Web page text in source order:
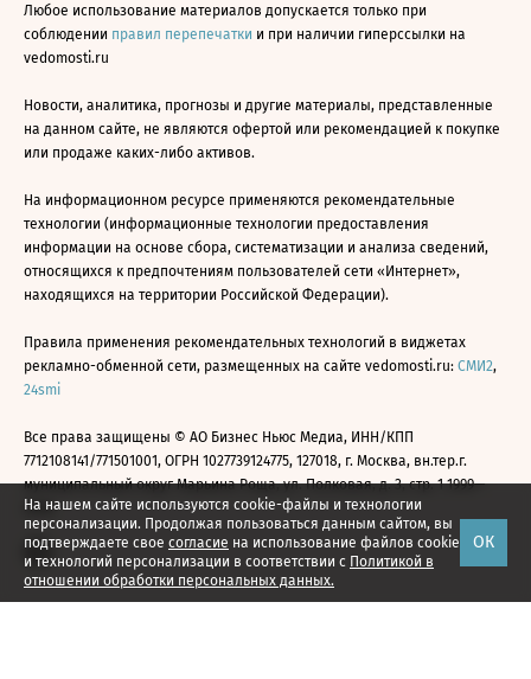
На нашем сайте используются cookie-файлы и технологии
персонализации. Продолжая пользоваться данным сайтом, вы
подтверждаете свое согласие на использование файлов cookie
и технологий персонализации в соответствии с Политикой в
отношении обработки персональных данных.
ОК
Любое использование материалов допускается только при
соблюдении правил перепечатки и при наличии гиперссылки на
vedomosti.ru
Новости, аналитика, прогнозы и другие материалы, представленные
на данном сайте, не являются офертой или рекомендацией к покупке
или продаже каких-либо активов.
На информационном ресурсе применяются рекомендательные
технологии (информационные технологии предоставления
информации на основе сбора, систематизации и анализа сведений,
относящихся к предпочтениям пользователей сети «Интернет»,
находящихся на территории Российской Федерации).
Правила применения рекомендательных технологий в виджетах
рекламно-обменной сети, размещенных на сайте vedomosti.ru: СМИ2,
24smi
Все права защищены © АО Бизнес Ньюс Медиа, ИНН/КПП
7712108141/771501001, ОГРН 1027739124775, 127018, г. Москва, вн.тер.г.
муниципальный округ Марьина Роща, ул. Полковая, д. 3, стр. 1 1999—
2026